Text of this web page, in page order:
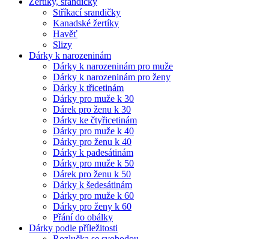
Stříkací srandičky
Kanadské žertíky
Havěť
Slizy
Dárky k narozeninám
Dárky k narozeninám pro muže
Dárky k narozeninám pro ženy
Dárky k třicetinám
Dárky pro muže k 30
Dárek pro ženu k 30
Dárky ke čtyřicetinám
Dárky pro muže k 40
Dárky pro ženu k 40
Dárky k padesátinám
Dárky pro muže k 50
Dárek pro ženu k 50
Dárky k šedesátinám
Dárky pro muže k 60
Dárky pro ženy k 60
Přání do obálky
Dárky podle příležitosti